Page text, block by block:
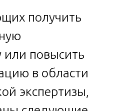
получить
или повысить
в области
экспертизы,